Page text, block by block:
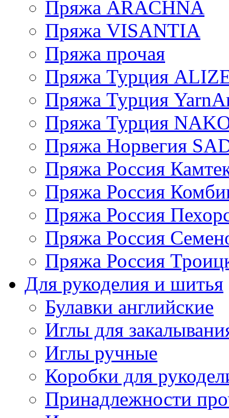
Пряжа ARACHNA
Пряжа VISANTIA
Пряжа прочая
Пряжа Турция
Пряжа Турция
Пряжа Турция
Пряжа Норвегия
Пряжа Россия
Пряжа Россия
Пряжа Россия
Пряжа Россия
Пряжа Россия
Для рукоделия и шитья
Булавки английские
Иглы для
Иглы ручные
Коробки для
Принадлежности